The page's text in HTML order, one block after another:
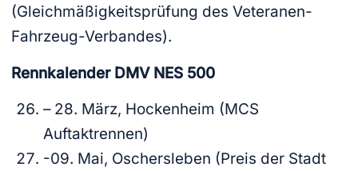
(Gleichmäßigkeitsprüfung des Veteranen-
Fahrzeug-Verbandes).
Rennkalender DMV NES 500
– 28. März, Hockenheim (MCS
Auftaktrennen)
-09. Mai, Oschersleben (Preis der Stadt